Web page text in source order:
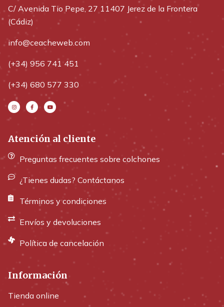
C/ Avenida Tio Pepe, 27 11407 Jerez de la Frontera
(Cádiz)
info@ceacheweb.com
(+34) 956 741 451
(+34) 680 577 330
Atención al cliente
Preguntas frecuentes sobre colchones
¿Tienes dudas? Contáctanos
Términos y condiciones
Envíos y devoluciones
Política de cancelación
Información
Tienda online